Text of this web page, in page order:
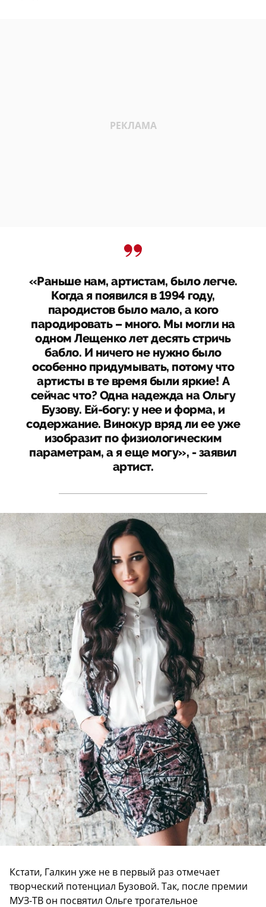
«Раньше нам, артистам, было легче.
Когда я появился в 1994 году,
пародистов было мало, а кого
пародировать – много. Мы могли на
одном Лещенко лет десять стричь
бабло. И ничего не нужно было
особенно придумывать, потому что
артисты в те время были яркие! А
сейчас что? Одна надежда на Ольгу
Бузову. Ей-богу: у нее и форма, и
содержание. Винокур вряд ли ее уже
изобразит по физиологическим
параметрам, а я еще могу», - заявил
артист.
Кстати, Галкин уже не в первый раз отмечает
творческий потенциал Бузовой. Так, после премии
МУЗ-ТВ он посвятил Ольге трогательное